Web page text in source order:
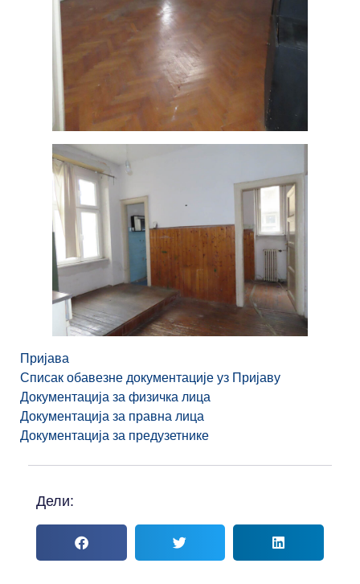
Пријава
Списак обавезне документације уз Пријаву
Документација за физичка лица
Документација за правна лица
Документација за предузетнике
Дели: